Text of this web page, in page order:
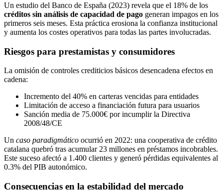
Un estudio del Banco de España (2023) revela que el 18% de los
créditos sin análisis de capacidad de pago generan impagos en los
primeros seis meses. Esta práctica erosiona la confianza institucional
y aumenta los costes operativos para todas las partes involucradas.
Riesgos para prestamistas y consumidores
La omisión de controles crediticios básicos desencadena efectos en
cadena:
Incremento del 40% en carteras vencidas para entidades
Limitación de acceso a financiación futura para usuarios
Sanción media de 75.000€ por incumplir la Directiva
2008/48/CE
Un caso paradigmático ocurrió en 2022: una cooperativa de crédito
catalana quebró tras acumular 23 millones en préstamos incobrables.
Este suceso afectó a 1.400 clientes y generó pérdidas equivalentes al
0.3% del PIB autonómico.
Consecuencias en la estabilidad del mercado